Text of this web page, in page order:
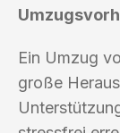
Ein Umzug
große